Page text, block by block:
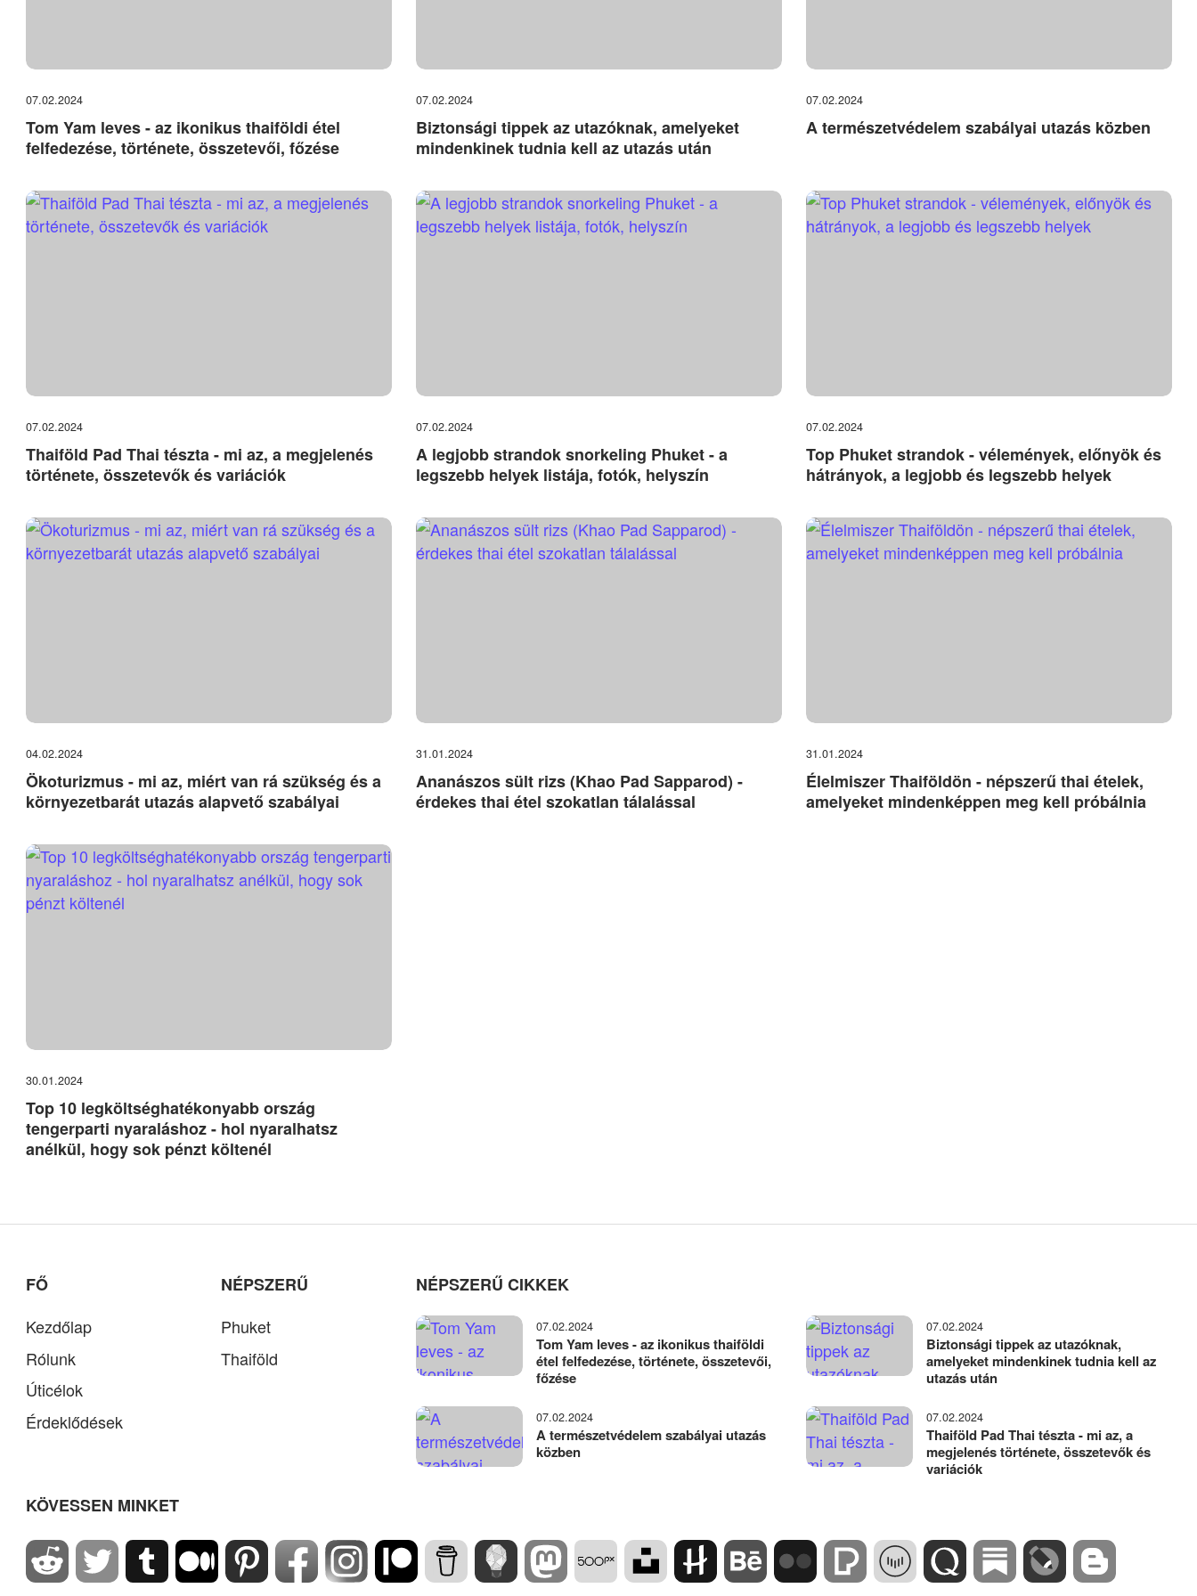
07.02.2024
Tom Yam leves - az ikonikus thaiföldi étel
felfedezése, története, összetevői, főzése
07.02.2024
Biztonsági tippek az utazóknak, amelyeket
mindenkinek tudnia kell az utazás után
07.02.2024
A természetvédelem szabályai utazás közben
07.02.2024
Thaiföld Pad Thai tészta - mi az, a megjelenés
története, összetevők és variációk
07.02.2024
A legjobb strandok snorkeling Phuket - a
legszebb helyek listája, fotók, helyszín
07.02.2024
Top Phuket strandok - vélemények, előnyök és
hátrányok, a legjobb és legszebb helyek
04.02.2024
Ökoturizmus - mi az, miért van rá szükség és a
környezetbarát utazás alapvető szabályai
31.01.2024
Ananászos sült rizs (Khao Pad Sapparod) -
érdekes thai étel szokatlan tálalással
31.01.2024
Élelmiszer Thaiföldön - népszerű thai ételek,
amelyeket mindenképpen meg kell próbálnia
30.01.2024
Top 10 legköltséghatékonyabb ország
tengerparti nyaraláshoz - hol nyaralhatsz
anélkül, hogy sok pénzt költenél
FŐ
Kezdőlap
Rólunk
Úticélok
Érdeklődések
NÉPSZERŰ
Phuket
Thaiföld
NÉPSZERŰ CIKKEK
07.02.2024
Tom Yam leves - az ikonikus thaiföldi
étel felfedezése, története, összetevői,
főzése
07.02.2024
Biztonsági tippek az utazóknak,
amelyeket mindenkinek tudnia kell az
utazás után
07.02.2024
A természetvédelem szabályai utazás
közben
07.02.2024
Thaiföld Pad Thai tészta - mi az, a
megjelenés története, összetevők és
variációk
KÖVESSEN MINKET